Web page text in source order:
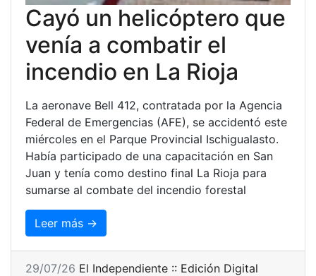
Cayó un helicóptero que
venía a combatir el
incendio en La Rioja
La aeronave Bell 412, contratada por la Agencia
Federal de Emergencias (AFE), se accidentó este
miércoles en el Parque Provincial Ischigualasto.
Había participado de una capacitación en San
Juan y tenía como destino final La Rioja para
sumarse al combate del incendio forestal
Leer más →
29/07/26 El Independiente :: Edición Digital